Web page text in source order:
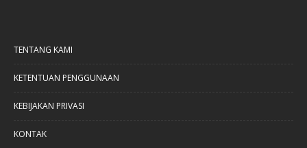
TENTANG KAMI
KETENTUAN PENGGUNAAN
KEBIJAKAN PRIVASI
KONTAK